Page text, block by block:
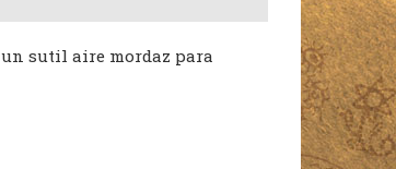
sutil aire mordaz para